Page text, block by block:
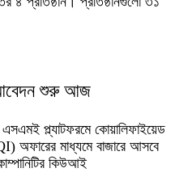
শুরু আজ
এসএমই প্ল্যাটফরমে কোয়ালিফাইয়েড
মাধ্যমে বাজারে আসবে
কিউআই